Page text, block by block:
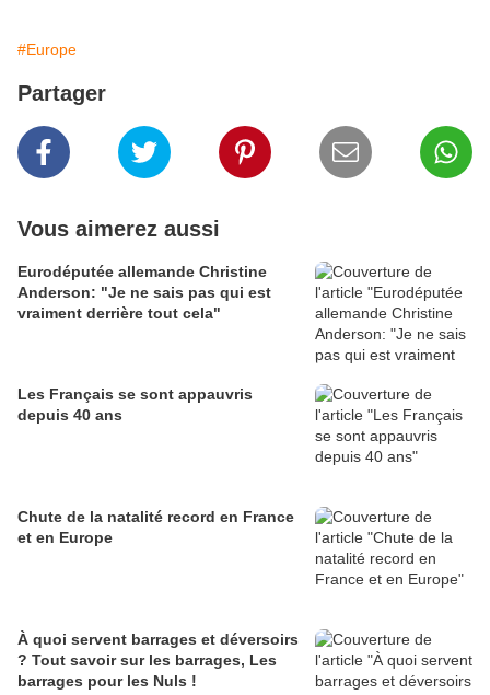
#Europe
Partager
Vous aimerez aussi
Eurodéputée allemande Christine
Anderson: "Je ne sais pas qui est
vraiment derrière tout cela"
Les Français se sont appauvris
depuis 40 ans
Chute de la natalité record en France
et en Europe
À quoi servent barrages et déversoirs
? Tout savoir sur les barrages, Les
barrages pour les Nuls !